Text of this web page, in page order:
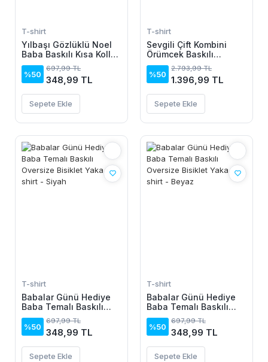
T-shirt
Yılbaşı Gözlüklü Noel
Baba Baskılı Kısa Kollu
Oversize Bisiklet Yaka
T-shirt - Beyaz
%50
697,99 TL
348,99 TL
Sepete Ekle
T-shirt
Sevgili Çift Kombini
Örümcek Baskılı
Kapüşonlu Sweatshirt
Hoodie - Siyah
%50
2.793,99 TL
1.396,99 TL
Sepete Ekle
T-shirt
Babalar Günü Hediye
Baba Temalı Baskılı
Oversize Bisiklet Yaka
T-shirt - Siyah
%50
697,99 TL
348,99 TL
Sepete Ekle
T-shirt
Babalar Günü Hediye
Baba Temalı Baskılı
Oversize Bisiklet Yaka
T-shirt - Beyaz
%50
697,99 TL
348,99 TL
Sepete Ekle